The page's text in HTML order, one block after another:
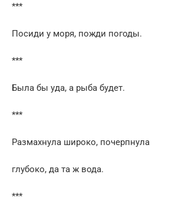
***
Посиди у моря, пожди погоды.
***
Была бы уда, а рыба будет.
***
Размахнула широко, почерпнула
глубоко, да та ж вода.
***